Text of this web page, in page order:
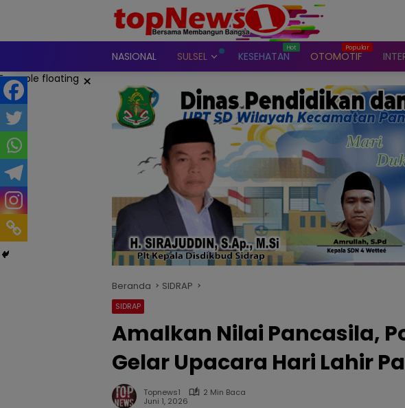
NASIONAL SULSEL KESEHATAN OTOMOTIF
×
Beranda SIDRAP
SIDRAP
Amalkan Nilai Pancasila,
Gelar Upacara Hari Lahir
Topnews1
2 Min Baca
Juni 1, 2026